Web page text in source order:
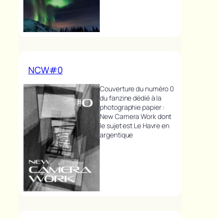
NCW#0
Couverture du numéro 0
du fanzine dédié à la
photographie papier :
New Camera Work dont
le sujet est Le Havre en
argentique